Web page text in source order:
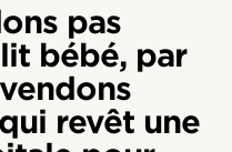
pas
bébé, par
revêt une